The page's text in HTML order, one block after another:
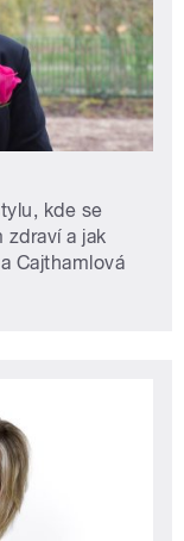
kde se
a jak
Cajthamlová